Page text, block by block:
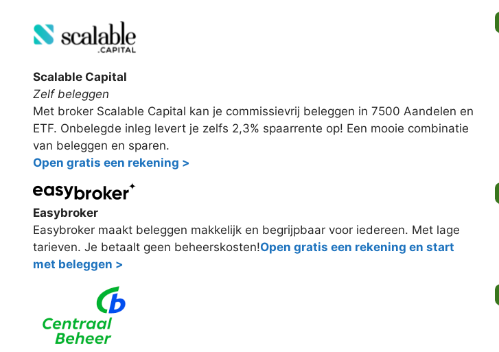
Scalable Capital
Zelf beleggen
Met broker Scalable Capital kan je commissievrij beleggen in 7500 Aandelen en
ETF. Onbelegde inleg levert je zelfs 2,3% spaarrente op! Een mooie combinatie
van beleggen en sparen.
Open gratis een rekening >
Easybroker
Easybroker maakt beleggen makkelijk en begrijpbaar voor iedereen. Met lage
tarieven. Je betaalt geen beheerskosten!Open gratis een rekening en start
met beleggen >